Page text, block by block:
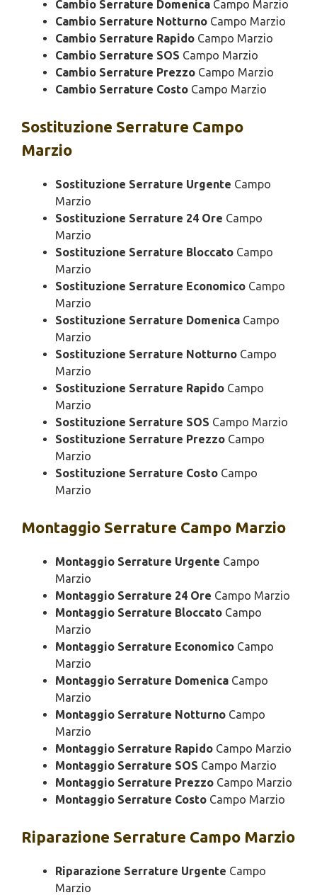
Cambio Serrature Domenica Campo Marzio
Cambio Serrature Notturno Campo Marzio
Cambio Serrature Rapido Campo Marzio
Cambio Serrature SOS Campo Marzio
Cambio Serrature Prezzo Campo Marzio
Cambio Serrature Costo Campo Marzio
Sostituzione Serrature Campo
Marzio
Sostituzione Serrature Urgente Campo
Marzio
Sostituzione Serrature 24 Ore Campo
Marzio
Sostituzione Serrature Bloccato Campo
Marzio
Sostituzione Serrature Economico Campo
Marzio
Sostituzione Serrature Domenica Campo
Marzio
Sostituzione Serrature Notturno Campo
Marzio
Sostituzione Serrature Rapido Campo
Marzio
Sostituzione Serrature SOS Campo Marzio
Sostituzione Serrature Prezzo Campo
Marzio
Sostituzione Serrature Costo Campo
Marzio
Montaggio Serrature Campo Marzio
Montaggio Serrature Urgente Campo
Marzio
Montaggio Serrature 24 Ore Campo Marzio
Montaggio Serrature Bloccato Campo
Marzio
Montaggio Serrature Economico Campo
Marzio
Montaggio Serrature Domenica Campo
Marzio
Montaggio Serrature Notturno Campo
Marzio
Montaggio Serrature Rapido Campo Marzio
Montaggio Serrature SOS Campo Marzio
Montaggio Serrature Prezzo Campo Marzio
Montaggio Serrature Costo Campo Marzio
Riparazione Serrature Campo Marzio
Riparazione Serrature Urgente Campo
Marzio